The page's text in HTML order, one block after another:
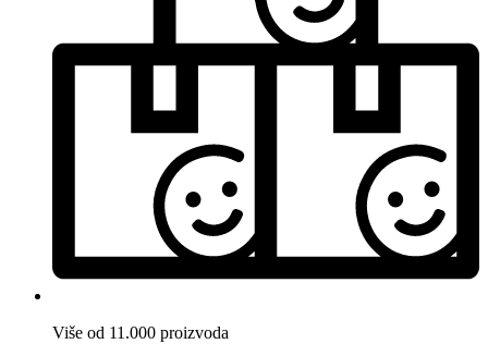
Više od 11.000 proizvoda